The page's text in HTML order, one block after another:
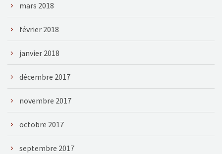
mars 2018
février 2018
janvier 2018
décembre 2017
novembre 2017
octobre 2017
septembre 2017